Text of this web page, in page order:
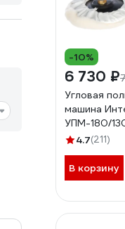
-10%
6 730 ₽
Угловая
машина
УПМ-180/
4.7(211)
В корзину